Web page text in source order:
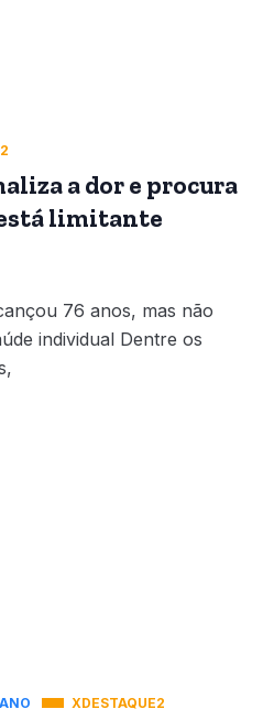
a dor e procura
limitante
76 anos, mas não
individual Dentre os
XDESTAQUE2